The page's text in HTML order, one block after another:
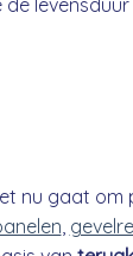
levensduur
nu gaat om
,